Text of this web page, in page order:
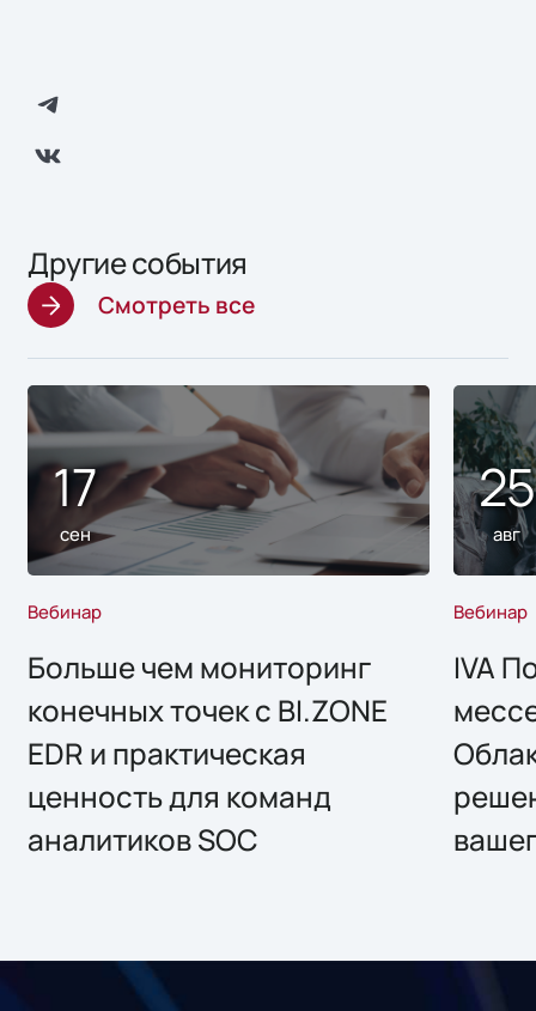
Другие события
Смотреть все
17
сен
Вебинар
Больше чем мониторинг
конечных точек с BI.ZONE
EDR и практическая
ценность для команд
аналитиков SOC
25
авг
Вебинар
IVA